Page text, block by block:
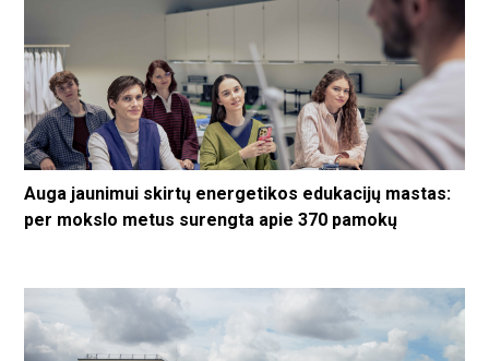
Auga jaunimui skirtų energetikos edukacijų mastas:
per mokslo metus surengta apie 370 pamokų